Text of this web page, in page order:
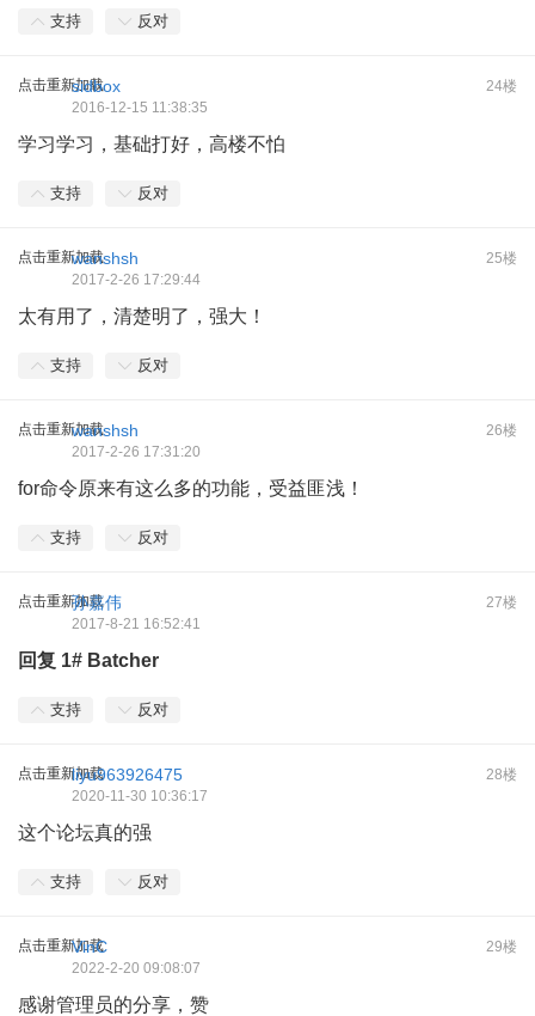
支持 反对
点击重新加载 24楼
sidbox
2016-12-15 11:38:35
学习学习，基础打好，高楼不怕
支持 反对
点击重新加载 25楼
wanshsh
2017-2-26 17:29:44
太有用了，清楚明了，强大！
支持 反对
点击重新加载 26楼
wanshsh
2017-2-26 17:31:20
for命令原来有这么多的功能，受益匪浅！
支持 反对
点击重新加载 27楼
孙嘉伟
2017-8-21 16:52:41
回复 1# Batcher
支持 反对
点击重新加载 28楼
liyu963926475
2020-11-30 10:36:17
这个论坛真的强
支持 反对
点击重新加载 29楼
VinC
2022-2-20 09:08:07
感谢管理员的分享，赞